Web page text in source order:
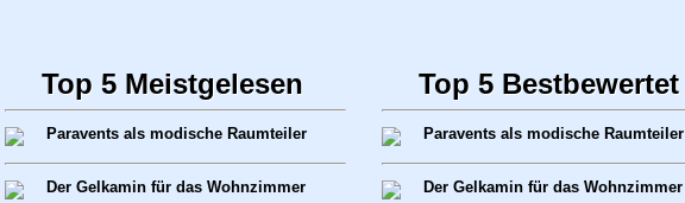
Top 5 Meistgelesen
Paravents als modische Raumteiler
Der Gelkamin für das Wohnzimmer
Top 5 Bestbewertet
Paravents als modische Raumteiler
Der Gelkamin für das Wohnzimmer